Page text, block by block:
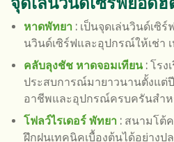
หาดพัทยา : เป็นจุดเล่นวินด์เซิ
นวินด์เซิร์ฟและอุปกรณ์ให้เช่า
คลับลุงชัช หาดจอมเทียน: โรง
ประสบการณ์มายาวนานตั้งแต่
อาชีพและอุปกรณ์ครบครันสำ
โฟลว์ไรเดอร์ พัทยา : สนามโต้
ฝึกฝนเทคนิคเบื้องต้นได้อย่างป